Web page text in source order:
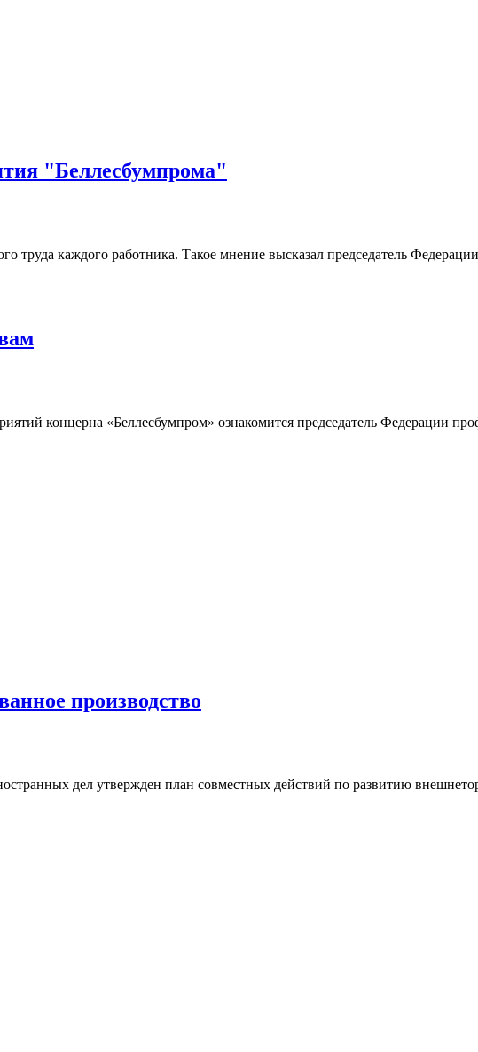
"Беллесбумпрома"
труда каждого работника. Такое мнение высказал председатель
концерна «Беллесбумпром» ознакомится председатель Федерации
производство
дел утвержден план совместных действий по развитию